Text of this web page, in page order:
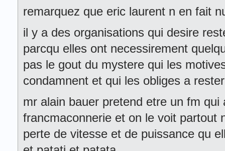
remarquez que eric laurent n en fait
il y a des organisations qui desire
parcqu elles ont necessirement
pas le gout du mystere qui les
condamnent et qui les obliges a
mr alain bauer pretend etre un fm qui
francmaconnerie et on le voit partout
perte de vitesse et de puissance qu